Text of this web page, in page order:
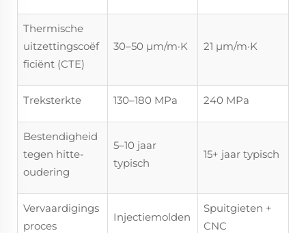
Thermische
uitzettingscoëf
ficiënt (CTE)
30–50 µm/m·K 21 µm/m·K
Treksterkte 130–180 MPa 240 MPa
Bestendigheid
tegen hitte-
oudering
5–10 jaar
typisch
15+ jaar typisch
Vervaardigings
proces
Injectiemolden
Spuitgieten +
CNC